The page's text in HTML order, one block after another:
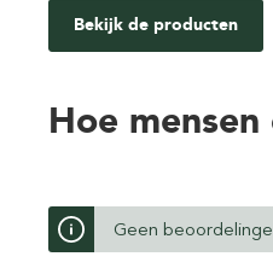
Bekijk de producten
Hoe
Geen